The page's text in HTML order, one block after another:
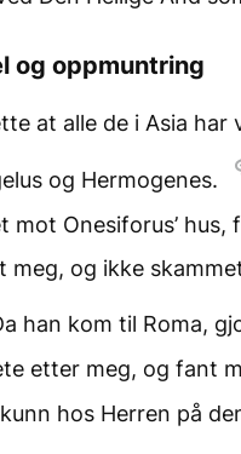
og oppmuntring
at alle de i Asia har
og Hermogenes.
mot Onesiforus’ hus,
meg, og ikke
han kom til Roma,
etter meg, og fant
hos Herren på